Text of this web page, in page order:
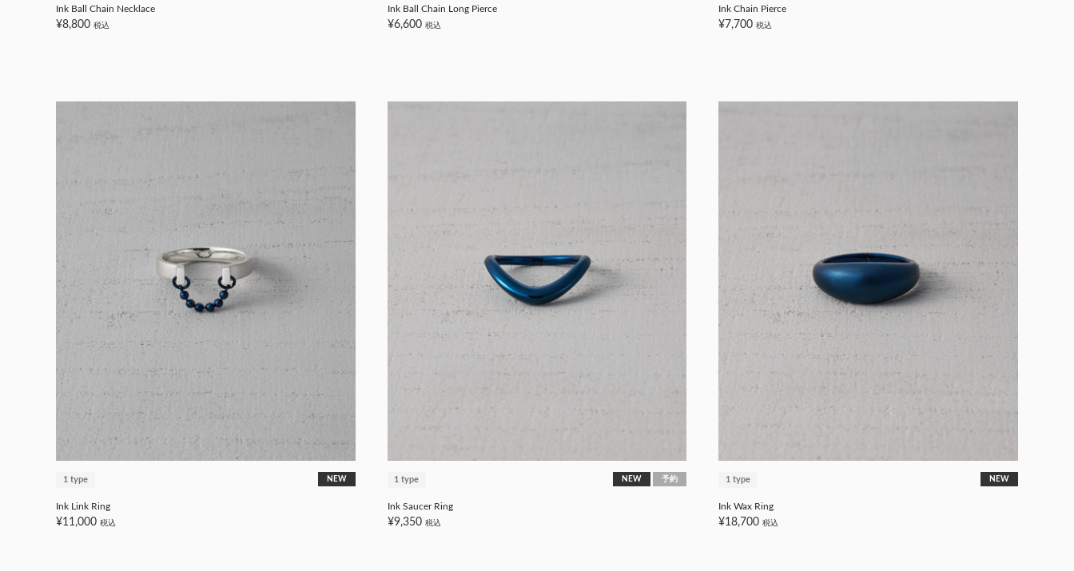
Ink Ball Chain Necklace
¥8,800 税込
Ink Ball Chain Long Pierce
¥6,600 税込
Ink Chain Pierce
¥7,700税込
1 type NEW
Ink Link Ring
¥11,000 税込
1 type NEW 予約
Ink Saucer Ring
¥9,350 税込
1 type NEW
Ink Wax Ring
¥18,700税込